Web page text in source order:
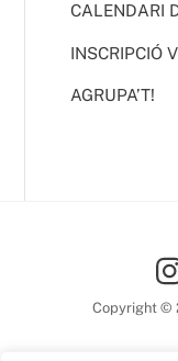
CALENDARI
INSCRIPCIÓ
AGRUPA’T!
Copyright ©